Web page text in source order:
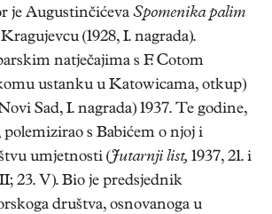
je Augustinčićeva Spomenika palim
(1928, I. nagrada).
natječajima s F. Cotom
ustanku u Katowicama, otkup)
Sad, I. nagrada) 1937. Te godine,
s Babićem o njoj i
umjetnosti (Jutarnji list, 1937, 21. i
23. V). Bio je predsjednik
društva, osnovanoga u